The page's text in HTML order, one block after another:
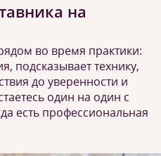
на
во время практики:
подсказывает технику,
до уверенности и
один на один с
есть профессиональная